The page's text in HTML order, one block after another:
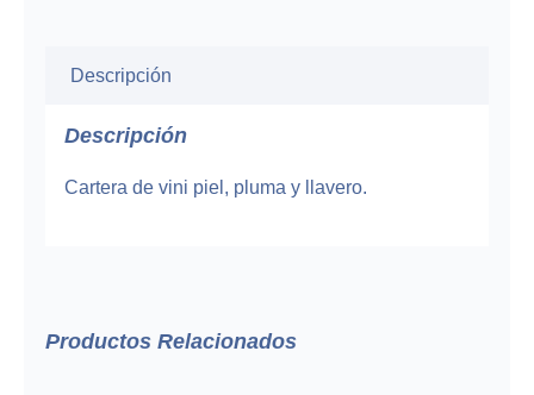
Descripción
Descripción
Cartera de vini piel, pluma y llavero.
Productos Relacionados